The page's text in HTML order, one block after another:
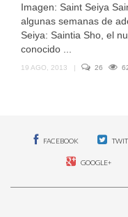
Imagen: Saint Seiya
algunas semanas de
Seiya: Saintia Sho, el
conocido ...
19 AGO, 2013 | 26
FACEBOOK
GOOGLE+